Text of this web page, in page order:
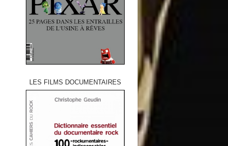
LES FILMS DOCUMENTAIRES